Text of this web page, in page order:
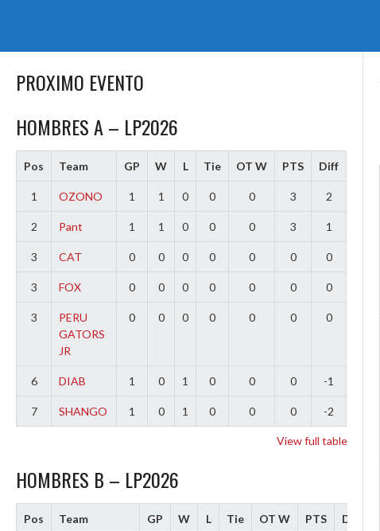
PROXIMO EVENTO
HOMBRES A – LP2026
Pos Team GP W L Tie OT W PTS Diff
1 OZONO 1 1 0 0 0 3 2
2 Pant 1 1 0 0 0 3 1
3 CAT 0 0 0 0 0 0 0
3 FOX 0 0 0 0 0 0 0
3
PERU
GATORS
JR
0 0 0 0 0 0 0
6 DIAB 1 0 1 0 0 0 -1
7 SHANGO 1 0 1 0 0 0 -2
View full table
HOMBRES B – LP2026
Pos Team GP W L Tie OT W PTS Diff